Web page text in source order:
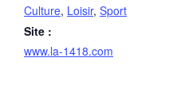
Culture, Loisir, Sport
Site :
www.la-1418.com